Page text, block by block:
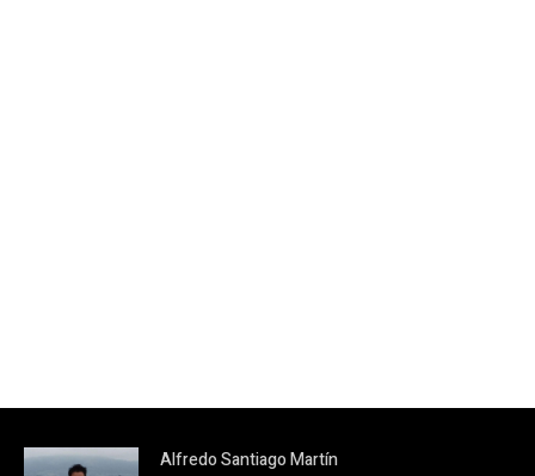
Alfredo Santiago Martín